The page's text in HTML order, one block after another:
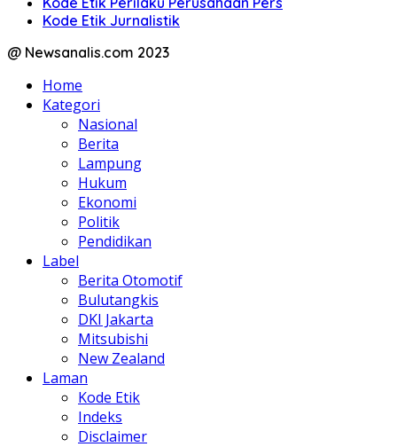
Kode Etik Jurnalistik
@ Newsanalis.com 2023
Home
Kategori
Nasional
Berita
Lampung
Hukum
Ekonomi
Politik
Pendidikan
Label
Berita Otomotif
Bulutangkis
DKI Jakarta
Mitsubishi
New Zealand
Laman
Kode Etik
Indeks
Disclaimer